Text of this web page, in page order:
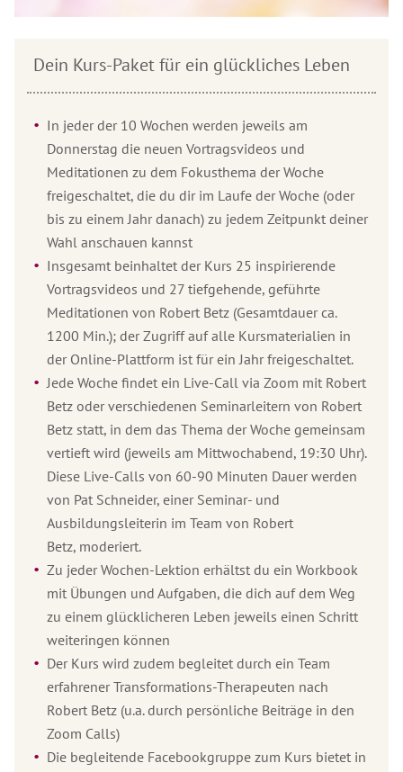
Dein Kurs-Paket für ein glückliches Leben
In jeder der 10 Wochen werden jeweils am
Donnerstag die neuen Vortragsvideos und
Meditationen zu dem Fokusthema der Woche
freigeschaltet, die du dir im Laufe der Woche (oder
bis zu einem Jahr danach) zu jedem Zeitpunkt deiner
Wahl anschauen kannst
Insgesamt beinhaltet der Kurs 25 inspirierende
Vortragsvideos und 27 tiefgehende, geführte
Meditationen von Robert Betz (Gesamtdauer ca.
1200 Min.); der Zugriff auf alle Kursmaterialien in
der Online-Plattform ist für ein Jahr freigeschaltet.
Jede Woche findet ein Live-Call via Zoom mit Robert
Betz oder verschiedenen Seminarleitern von Robert
Betz statt, in dem das Thema der Woche gemeinsam
vertieft wird (jeweils am Mittwochabend, 19:30 Uhr).
Diese Live-Calls von 60-90 Minuten Dauer werden
von Pat Schneider, einer Seminar- und
Ausbildungsleiterin im Team von Robert
Betz, moderiert.
Zu jeder Wochen-Lektion erhältst du ein Workbook
mit Übungen und Aufgaben, die dich auf dem Weg
zu einem glücklicheren Leben jeweils einen Schritt
weiteringen können
Der Kurs wird zudem begleitet durch ein Team
erfahrener Transformations-Therapeuten nach
Robert Betz (u.a. durch persönliche Beiträge in den
Zoom Calls)
Die begleitende Facebookgruppe zum Kurs bietet in